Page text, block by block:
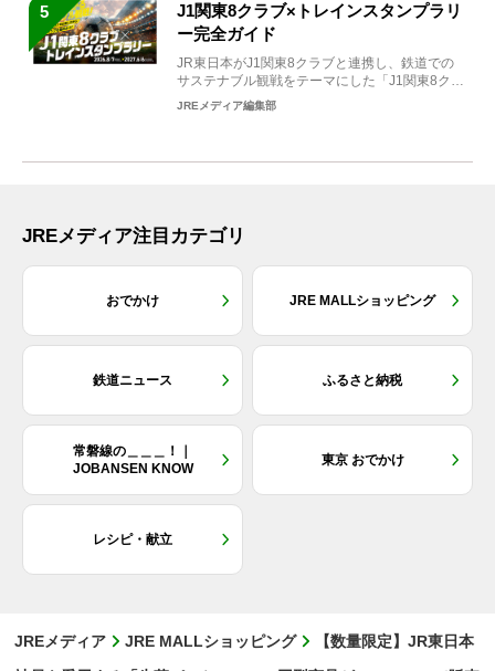
5
J1関東8クラブ×トレインスタンプラリ
ー完全ガイド
JR東日本がJ1関東8クラブと連携し、鉄道での
サステナブル観戦をテーマにした「J1関東8クラ
ブ×トレイン...
JREメディア編集部
JREメディア注目カテゴリ
おでかけ JRE MALLショッピング
鉄道ニュース ふるさと納税
常磐線の＿＿＿！｜
JOBANSEN KNOW
東京 おでかけ
レシピ・献立
JREメディア JRE MALLショッピング
【数量限定】JR東日本